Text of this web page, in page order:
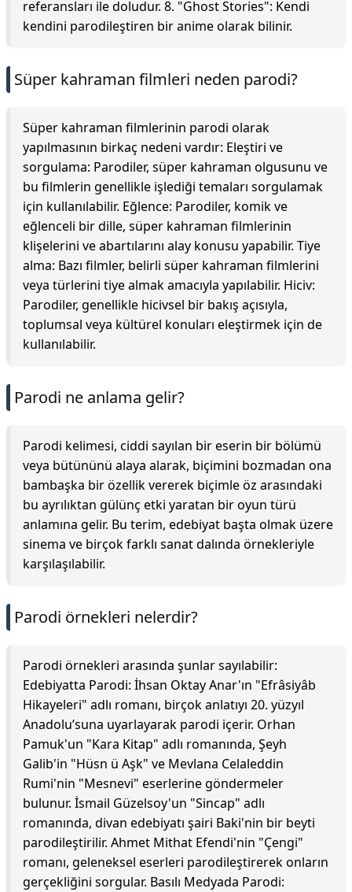
referansları ile doludur. 8. "Ghost Stories": Kendi
kendini parodileştiren bir anime olarak bilinir.
Süper kahraman filmleri neden parodi?
Süper kahraman filmlerinin parodi olarak
yapılmasının birkaç nedeni vardır: Eleştiri ve
sorgulama: Parodiler, süper kahraman olgusunu ve
bu filmlerin genellikle işlediği temaları sorgulamak
için kullanılabilir. Eğlence: Parodiler, komik ve
eğlenceli bir dille, süper kahraman filmlerinin
klişelerini ve abartılarını alay konusu yapabilir. Tiye
alma: Bazı filmler, belirli süper kahraman filmlerini
veya türlerini tiye almak amacıyla yapılabilir. Hiciv:
Parodiler, genellikle hicivsel bir bakış açısıyla,
toplumsal veya kültürel konuları eleştirmek için de
kullanılabilir.
Parodi ne anlama gelir?
Parodi kelimesi, ciddi sayılan bir eserin bir bölümü
veya bütününü alaya alarak, biçimini bozmadan ona
bambaşka bir özellik vererek biçimle öz arasındaki
bu ayrılıktan gülünç etki yaratan bir oyun türü
anlamına gelir. Bu terim, edebiyat başta olmak üzere
sinema ve birçok farklı sanat dalında örnekleriyle
karşılaşılabilir.
Parodi örnekleri nelerdir?
Parodi örnekleri arasında şunlar sayılabilir:
Edebiyatta Parodi: İhsan Oktay Anar'ın "Efrâsiyâb
Hikayeleri" adlı romanı, birçok anlatıyı 20. yüzyıl
Anadolu’suna uyarlayarak parodi içerir. Orhan
Pamuk'un "Kara Kitap" adlı romanında, Şeyh
Galib'in "Hüsn ü Aşk" ve Mevlana Celaleddin
Rumi'nin "Mesnevi" eserlerine göndermeler
bulunur. İsmail Güzelsoy'un "Sincap" adlı
romanında, divan edebiyatı şairi Baki'nin bir beyti
parodileştirilir. Ahmet Mithat Efendi'nin "Çengi"
romanı, geleneksel eserleri parodileştirerek onların
gerçekliğini sorgular. Basılı Medyada Parodi: